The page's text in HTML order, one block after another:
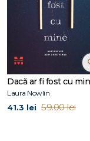
Sharon Huss Roat
Pennsylvania, iar
copii ai ei. A lucrat
înainte să se
mare :). Înainte de
romanul Between
ea pe
Twitter:
Dacă ar fi fost cu
Laura Nowlin
41.3 lei 59.00 lei